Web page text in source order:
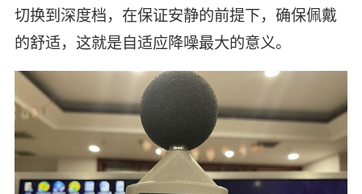
切换到深度档，在保证安静的前提下，确保佩戴
的舒适，这就是自适应降噪最大的意义。